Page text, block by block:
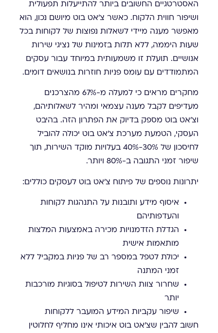
האסטרטגיים החשובים ביותר להתייעלות תפעולית
ושיפור חווית הלקוח. כאשר צ'אט בוט מיושם נכון, הוא
מאפשר מענה מיידי לשאלות נפוצות של לקוחות בכל
שעות היממה, ללא תלות בזמינות של נציגי שירות
אנושיים. תועלת זו משמעותית במיוחד עבור עסקים
המתמודדים עם עומס פניות חוזרות בנושאים דומים.
מחקרים מראים כי למעלה מ-67% מהצרכנים
מעדיפים לקבל מענה עצמאי ומהיר לשאלותיהם,
וצ'אט בוט מספק בדיוק את הפתרון הזה. בהיבט
העסקי, הטמעת מערכת צ'אט בוט יכולה להוביל
לחיסכון של 30%-40% בעלויות מוקד השירות, תוך
שיפור זמני התגובה ב-80% ויותר.
יתרונות נוספים של פיתוח צ'אט בוט לעסקים כוללים:
איסוף מידע ותובנות על התנהגות לקוחות
והעדפותיהם
הגדלת הזדמנויות מכירה באמצעות המלצות
מותאמות אישית
יכולת לטפל במספר רב של פניות במקביל ללא
זמני המתנה
שחרור צוות השירות לטיפול בסוגיות מורכבות
יותר
שיפור עקביות המידע המועבר ללקוחות
חשוב להבין שצ'אט בוט איכותי אינו מחליף לחלוטין